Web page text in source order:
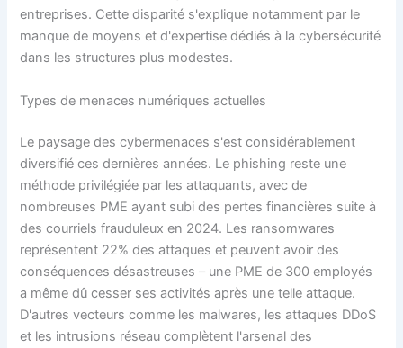
entreprises. Cette disparité s'explique notamment par le
manque de moyens et d'expertise dédiés à la cybersécurité
dans les structures plus modestes.
Types de menaces numériques actuelles
Le paysage des cybermenaces s'est considérablement
diversifié ces dernières années. Le phishing reste une
méthode privilégiée par les attaquants, avec de
nombreuses PME ayant subi des pertes financières suite à
des courriels frauduleux en 2024. Les ransomwares
représentent 22% des attaques et peuvent avoir des
conséquences désastreuses – une PME de 300 employés
a même dû cesser ses activités après une telle attaque.
D'autres vecteurs comme les malwares, les attaques DDoS
et les intrusions réseau complètent l'arsenal des